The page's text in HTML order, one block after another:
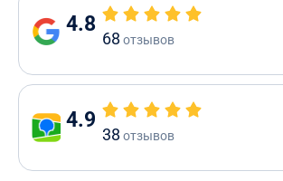
4.8
68 отзывов
4.9
38 отзывов